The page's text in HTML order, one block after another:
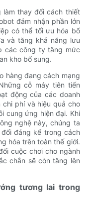
làm thay đổi cách thiết
đảm nhận phần lớn
có thể tối ưu hóa bố
và tăng khả năng lưu
các công ty tăng mức
kho bổ sung.
hàng đang cách mạng
cỗ máy tiên tiến
động của các doanh
phí và hiệu quả cho
cung ứng hiện đại. Khi
nghệ này, chúng ta
đáng kể trong cách
hóa trên toàn thế giới.
cuộc chơi cho ngành
chắn sẽ còn tăng lên
tương lai trong